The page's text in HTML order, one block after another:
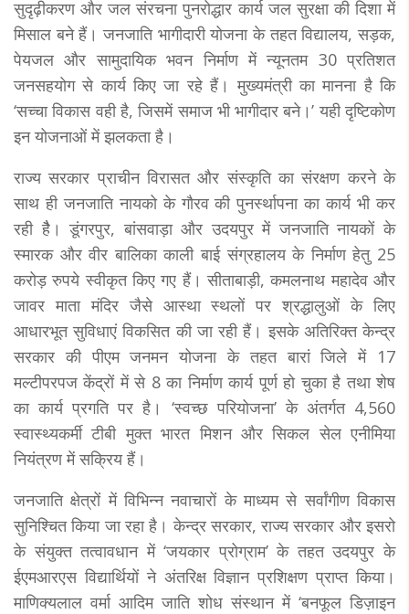
सुदृढ़ीकरण और जल संरचना पुनरोद्धार कार्य जल सुरक्षा की दिशा में
मिसाल बने हैं। जनजाति भागीदारी योजना के तहत विद्यालय, सड़क,
पेयजल और सामुदायिक भवन निर्माण में न्यूनतम 30 प्रतिशत
जनसहयोग से कार्य किए जा रहे हैं। मुख्यमंत्री का मानना है कि
‘सच्चा विकास वही है, जिसमें समाज भी भागीदार बने।’ यही दृष्टिकोण
इन योजनाओं में झलकता है।
राज्य सरकार प्राचीन विरासत और संस्कृति का संरक्षण करने के
साथ ही जनजाति नायको के गौरव की पुनर्स्थापना का कार्य भी कर
रही हैै। डूंगरपुर, बांसवाड़ा और उदयपुर में जनजाति नायकों के
स्मारक और वीर बालिका काली बाई संग्रहालय के निर्माण हेतु 25
करोड़ रुपये स्वीकृत किए गए हैं। सीताबाड़ी, कमलनाथ महादेव और
जावर माता मंदिर जैसे आस्था स्थलों पर श्रद्धालुओं के लिए
आधारभूत सुविधाएं विकसित की जा रही हैं। इसके अतिरिक्त केन्द्र
सरकार की पीएम जनमन योजना के तहत बारां जिले में 17
मल्टीपरपज केंद्रों में से 8 का निर्माण कार्य पूर्ण हो चुका है तथा शेष
का कार्य प्रगति पर है। ‘स्वच्छ परियोजना’ के अंतर्गत 4,560
स्वास्थ्यकर्मी टीबी मुक्त भारत मिशन और सिकल सेल एनीमिया
नियंत्रण में सक्रिय हैं।
जनजाति क्षेत्रों में विभिन्न नवाचारों के माध्यम से सर्वांगीण विकास
सुनिश्चित किया जा रहा है। केन्द्र सरकार, राज्य सरकार और इसरो
के संयुक्त तत्वावधान में ‘जयकार प्रोग्राम’ के तहत उदयपुर के
ईएमआरएस विद्यार्थियों ने अंतरिक्ष विज्ञान प्रशिक्षण प्राप्त किया।
माणिक्यलाल वर्मा आदिम जाति शोध संस्थान में ‘बनफूल डिज़ाइन